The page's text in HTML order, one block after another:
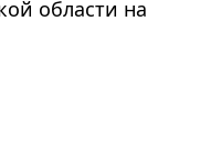
области на